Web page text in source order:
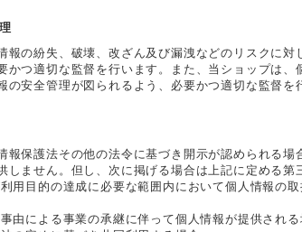
報の紛失、破壊、改ざん及び漏洩などのリスクに
かつ適切な監督を行います。また、当ショップは
の安全管理が図られるよう、必要かつ適切な監督を
報保護法その他の法令に基づき開示が認められる
しません。但し、次に掲げる場合は上記に定める第
利用目的の達成に必要な範囲内において個人情報の
事由による事業の承継に伴って個人情報が提供され